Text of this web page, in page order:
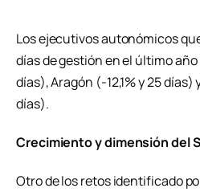
Los ejecutivos autonómicos
días de gestión en el último año
días), Aragón (-12,1% y 25 días)
días).
Crecimiento y dimensión del
Otro de los retos identificado